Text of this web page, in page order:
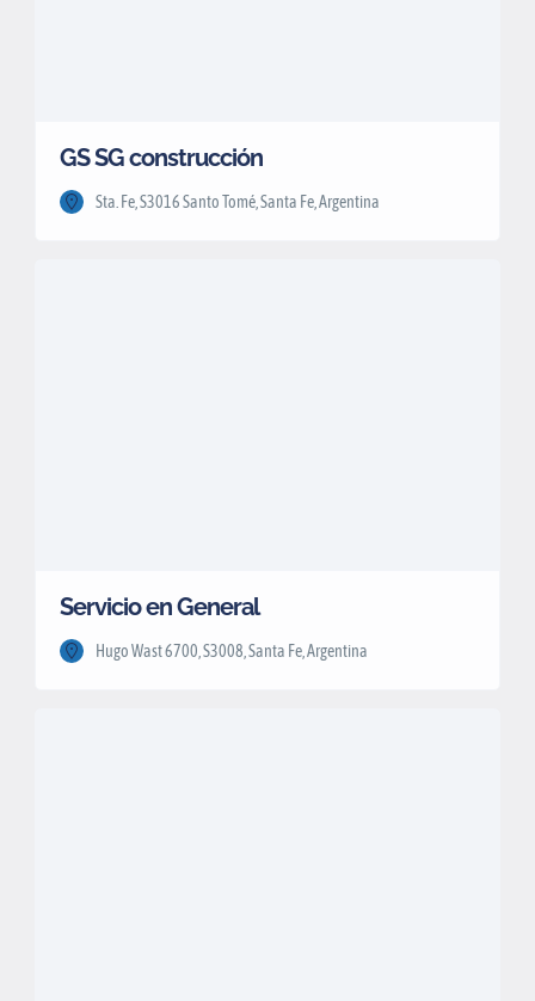
GS SG construcción
Sta. Fe, S3016 Santo Tomé, Santa Fe, Argentina
Servicio en General
Hugo Wast 6700, S3008, Santa Fe, Argentina